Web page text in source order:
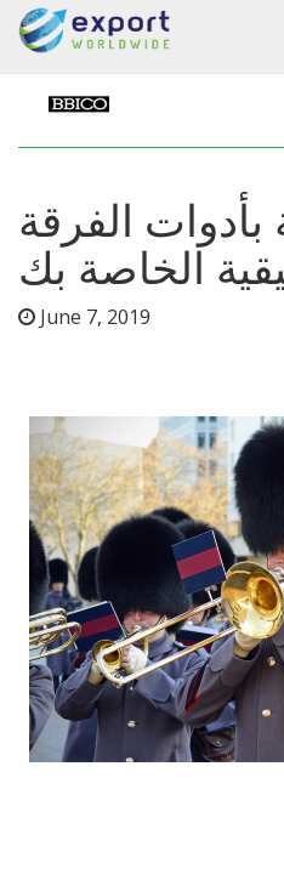
بأدوات الفرقة
الخاصة بك
June 7, 2019